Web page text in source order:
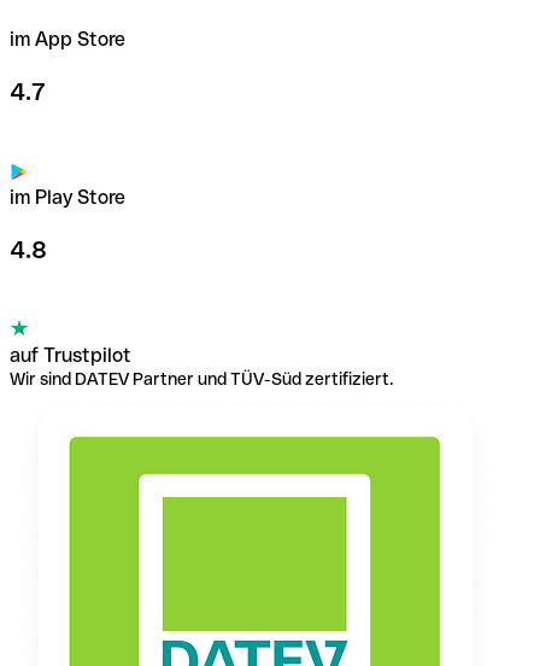
im App Store
4.7
im Play Store
4.8
auf Trustpilot
Wir sind DATEV Partner und TÜV-Süd zertifiziert.